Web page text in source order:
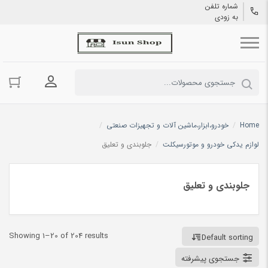
شماره تلفن
به زودی
ورود به
Home
/ خودرو،ابزار،ماشین آلات و تجهیزات صنعتی /
لوازم یدکی خودرو و موتورسیکلت / جلوبندی و تعلیق
جلوبندی و تعلیق
Showing 1–20 of 204 results
Default sorting
جستجوی پیشرفته